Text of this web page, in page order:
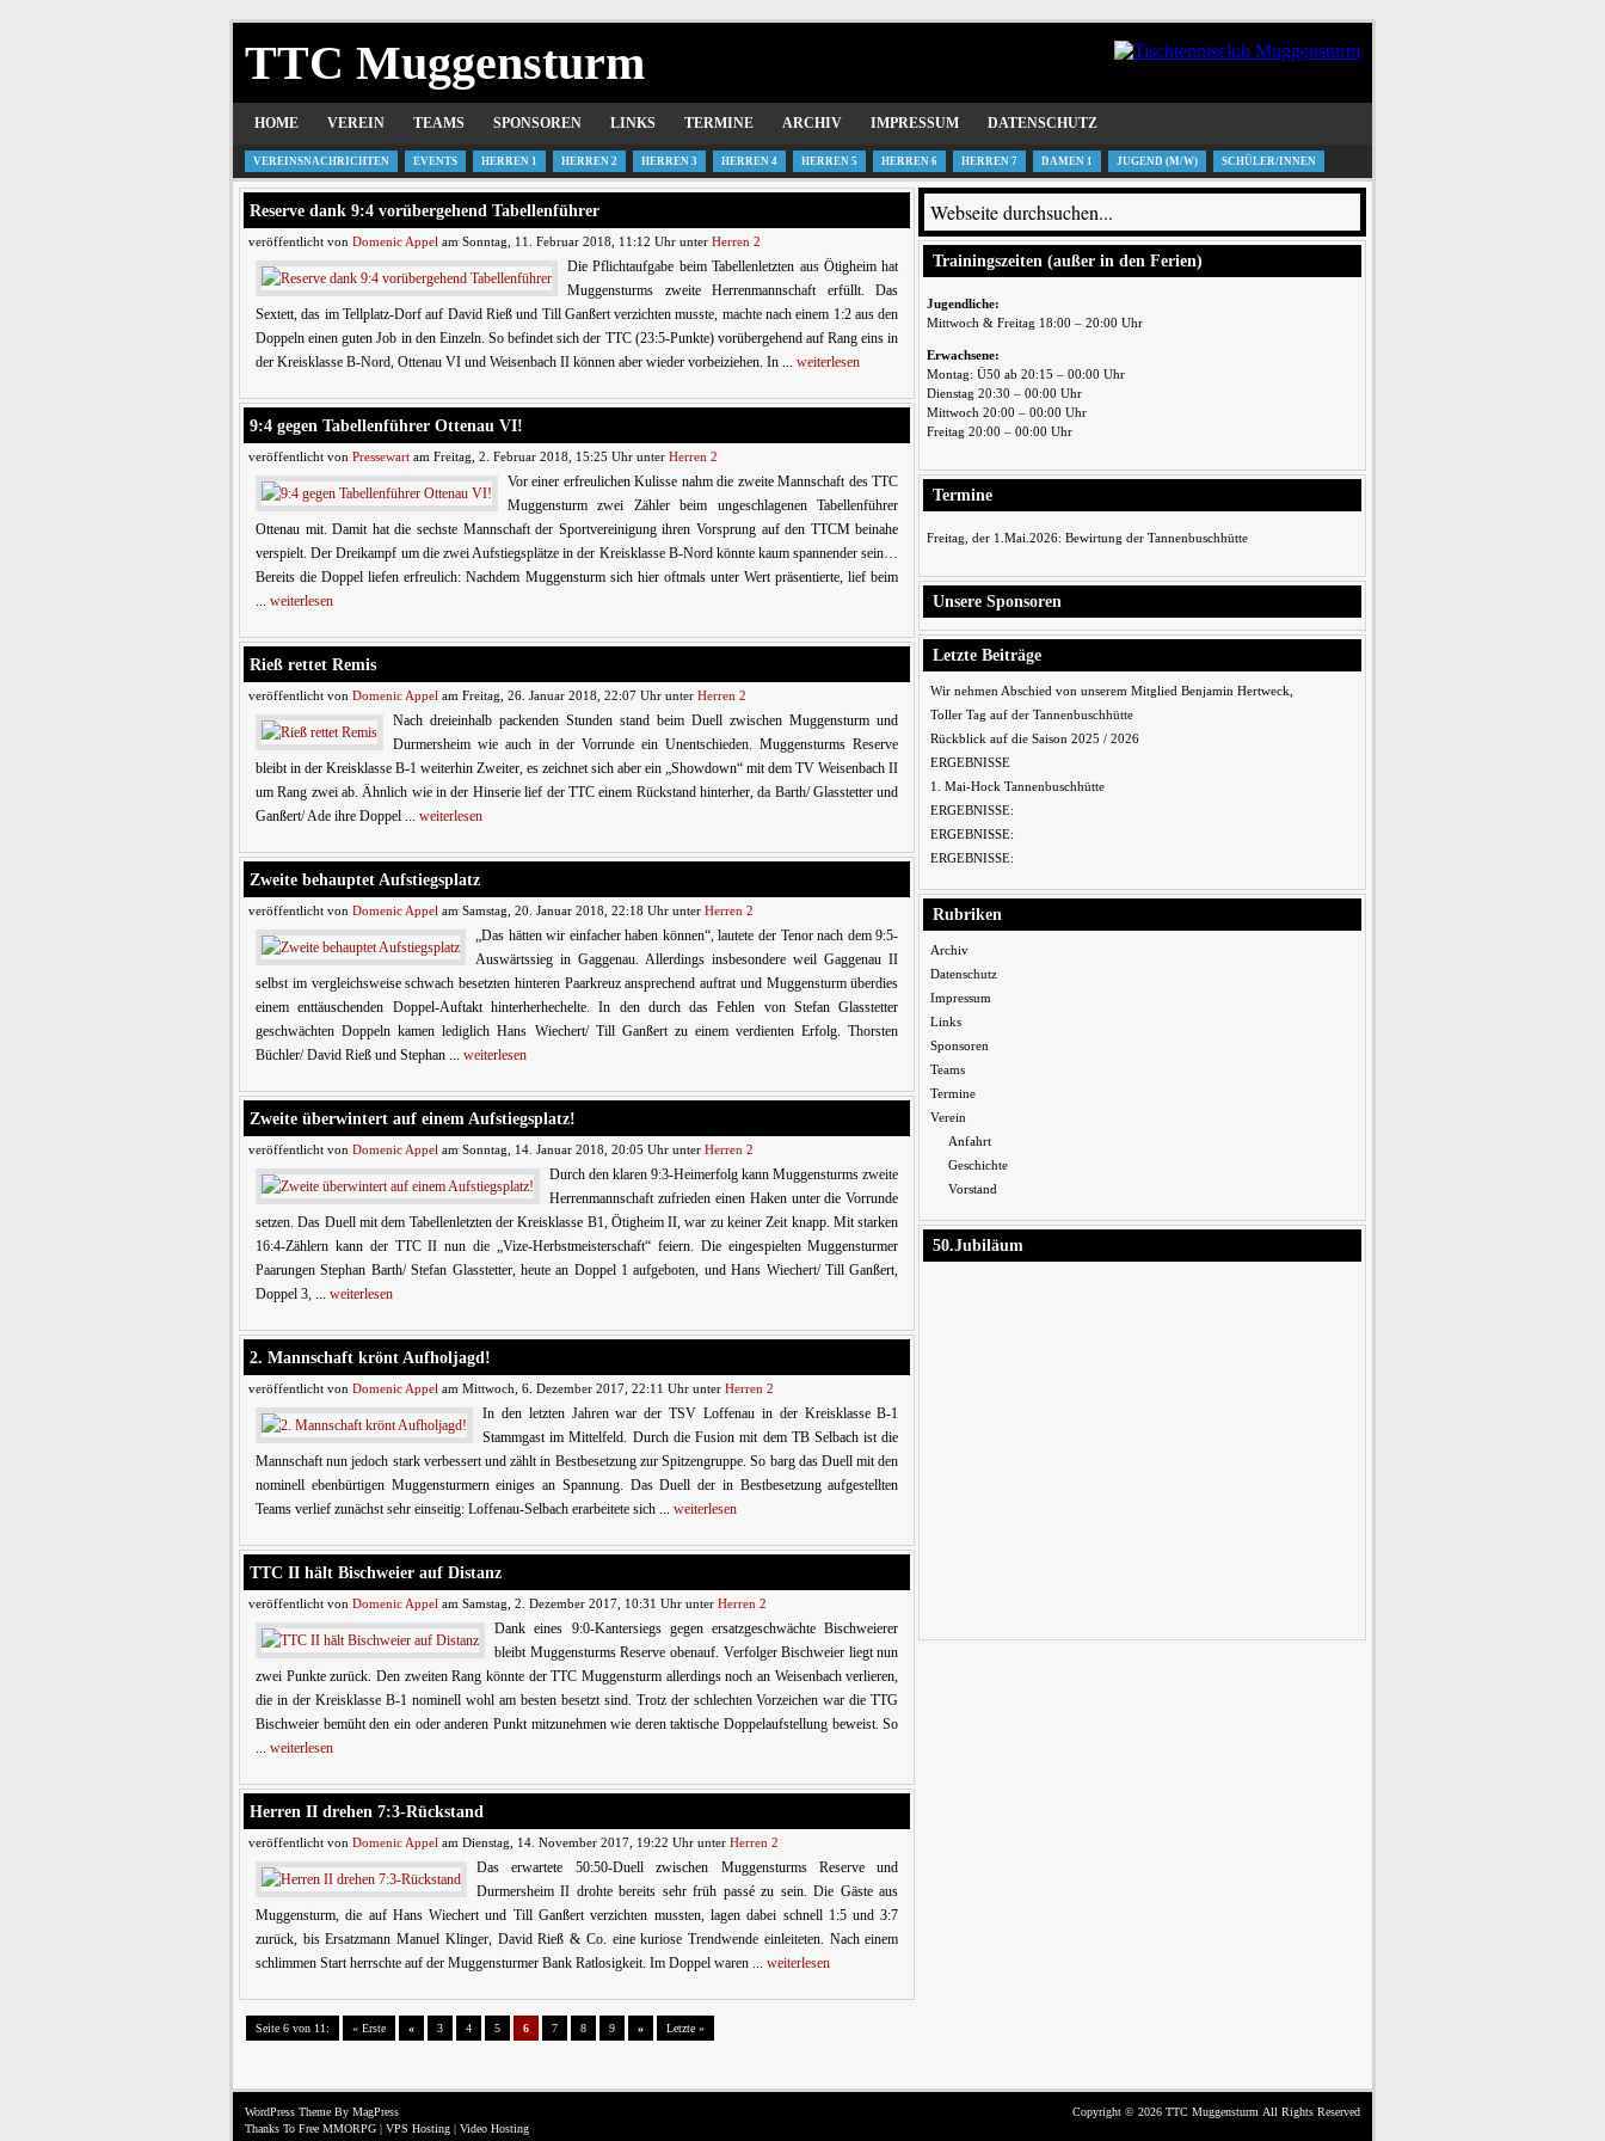
TTC Muggensturm
HOME VEREIN TEAMS SPONSOREN LINKS TERMINE ARCHIV IMPRESSUM DATENSCHUTZ
VEREINSNACHRICHTEN EVENTS HERREN 1 HERREN 2 HERREN 3 HERREN 4 HERREN 5 HERREN 6 HERREN 7 DAMEN 1 JUGEND (M/W) SCHÜLER/INNEN
Reserve dank 9:4 vorübergehend Tabellenführer
veröffentlicht von Domenic Appel am Sonntag, 11. Februar 2018, 11:12 Uhr unter Herren 2
Die Pflichtaufgabe beim Tabellenletzten aus Ötigheim hat
Muggensturms zweite Herrenmannschaft erfüllt. Das
Sextett, das im Tellplatz-Dorf auf David Rieß und Till Ganßert verzichten musste, machte nach einem 1:2 aus den
Doppeln einen guten Job in den Einzeln. So befindet sich der TTC (23:5-Punkte) vorübergehend auf Rang eins in
der Kreisklasse B-Nord, Ottenau VI und Weisenbach II können aber wieder vorbeiziehen. In ... weiterlesen
9:4 gegen Tabellenführer Ottenau VI!
veröffentlicht von Pressewart am Freitag, 2. Februar 2018, 15:25 Uhr unter Herren 2
Vor einer erfreulichen Kulisse nahm die zweite Mannschaft des TTC
Muggensturm zwei Zähler beim ungeschlagenen Tabellenführer
Ottenau mit. Damit hat die sechste Mannschaft der Sportvereinigung ihren Vorsprung auf den TTCM beinahe
verspielt. Der Dreikampf um die zwei Aufstiegsplätze in der Kreisklasse B-Nord könnte kaum spannender sein…
Bereits die Doppel liefen erfreulich: Nachdem Muggensturm sich hier oftmals unter Wert präsentierte, lief beim
... weiterlesen
Rieß rettet Remis
veröffentlicht von Domenic Appel am Freitag, 26. Januar 2018, 22:07 Uhr unter Herren 2
Nach dreieinhalb packenden Stunden stand beim Duell zwischen Muggensturm und
Durmersheim wie auch in der Vorrunde ein Unentschieden. Muggensturms Reserve
bleibt in der Kreisklasse B-1 weiterhin Zweiter, es zeichnet sich aber ein „Showdown“ mit dem TV Weisenbach II
um Rang zwei ab. Ähnlich wie in der Hinserie lief der TTC einem Rückstand hinterher, da Barth/ Glasstetter und
Ganßert/ Ade ihre Doppel ... weiterlesen
Zweite behauptet Aufstiegsplatz
veröffentlicht von Domenic Appel am Samstag, 20. Januar 2018, 22:18 Uhr unter Herren 2
„Das hätten wir einfacher haben können“, lautete der Tenor nach dem 9:5-
Auswärtssieg in Gaggenau. Allerdings insbesondere weil Gaggenau II
selbst im vergleichsweise schwach besetzten hinteren Paarkreuz ansprechend auftrat und Muggensturm überdies
einem enttäuschenden Doppel-Auftakt hinterherhechelte. In den durch das Fehlen von Stefan Glasstetter
geschwächten Doppeln kamen lediglich Hans Wiechert/ Till Ganßert zu einem verdienten Erfolg. Thorsten
Büchler/ David Rieß und Stephan ... weiterlesen
Zweite überwintert auf einem Aufstiegsplatz!
veröffentlicht von Domenic Appel am Sonntag, 14. Januar 2018, 20:05 Uhr unter Herren 2
Durch den klaren 9:3-Heimerfolg kann Muggensturms zweite
Herrenmannschaft zufrieden einen Haken unter die Vorrunde
setzen. Das Duell mit dem Tabellenletzten der Kreisklasse B1, Ötigheim II, war zu keiner Zeit knapp. Mit starken
16:4-Zählern kann der TTC II nun die „Vize-Herbstmeisterschaft“ feiern. Die eingespielten Muggensturmer
Paarungen Stephan Barth/ Stefan Glasstetter, heute an Doppel 1 aufgeboten, und Hans Wiechert/ Till Ganßert,
Doppel 3, ... weiterlesen
2. Mannschaft krönt Aufholjagd!
veröffentlicht von Domenic Appel am Mittwoch, 6. Dezember 2017, 22:11 Uhr unter Herren 2
In den letzten Jahren war der TSV Loffenau in der Kreisklasse B-1
Stammgast im Mittelfeld. Durch die Fusion mit dem TB Selbach ist die
Mannschaft nun jedoch stark verbessert und zählt in Bestbesetzung zur Spitzengruppe. So barg das Duell mit den
nominell ebenbürtigen Muggensturmern einiges an Spannung. Das Duell der in Bestbesetzung aufgestellten
Teams verlief zunächst sehr einseitig: Loffenau-Selbach erarbeitete sich ... weiterlesen
TTC II hält Bischweier auf Distanz
veröffentlicht von Domenic Appel am Samstag, 2. Dezember 2017, 10:31 Uhr unter Herren 2
Dank eines 9:0-Kantersiegs gegen ersatzgeschwächte Bischweierer
bleibt Muggensturms Reserve obenauf. Verfolger Bischweier liegt nun
zwei Punkte zurück. Den zweiten Rang könnte der TTC Muggensturm allerdings noch an Weisenbach verlieren,
die in der Kreisklasse B-1 nominell wohl am besten besetzt sind. Trotz der schlechten Vorzeichen war die TTG
Bischweier bemüht den ein oder anderen Punkt mitzunehmen wie deren taktische Doppelaufstellung beweist. So
... weiterlesen
Herren II drehen 7:3-Rückstand
veröffentlicht von Domenic Appel am Dienstag, 14. November 2017, 19:22 Uhr unter Herren 2
Das erwartete 50:50-Duell zwischen Muggensturms Reserve und
Durmersheim II drohte bereits sehr früh passé zu sein. Die Gäste aus
Muggensturm, die auf Hans Wiechert und Till Ganßert verzichten mussten, lagen dabei schnell 1:5 und 3:7
zurück, bis Ersatzmann Manuel Klinger, David Rieß & Co. eine kuriose Trendwende einleiteten. Nach einem
schlimmen Start herrschte auf der Muggensturmer Bank Ratlosigkeit. Im Doppel waren ... weiterlesen
Seite 6 von 11: « Erste « 3 4 5 6 7 8 9 » Letzte »
Trainingszeiten (außer in den Ferien)
Jugendliche:
Mittwoch & Freitag 18:00 – 20:00 Uhr
Erwachsene:
Montag: Ü50 ab 20:15 – 00:00 Uhr
Dienstag 20:30 – 00:00 Uhr
Mittwoch 20:00 – 00:00 Uhr
Freitag 20:00 – 00:00 Uhr
Termine
Freitag, der 1.Mai.2026: Bewirtung der Tannenbuschhütte
Unsere Sponsoren
Letzte Beiträge
Wir nehmen Abschied von unserem Mitglied Benjamin Hertweck,
Toller Tag auf der Tannenbuschhütte
Rückblick auf die Saison 2025 / 2026
ERGEBNISSE
1. Mai-Hock Tannenbuschhütte
ERGEBNISSE:
ERGEBNISSE:
ERGEBNISSE:
Rubriken
Archiv
Datenschutz
Impressum
Links
Sponsoren
Teams
Termine
Verein
Anfahrt
Geschichte
Vorstand
50.Jubiläum
WordPress Theme By MagPress
Thanks To Free MMORPG | VPS Hosting | Video Hosting
Copyright © 2026 TTC Muggensturm All Rights Reserved